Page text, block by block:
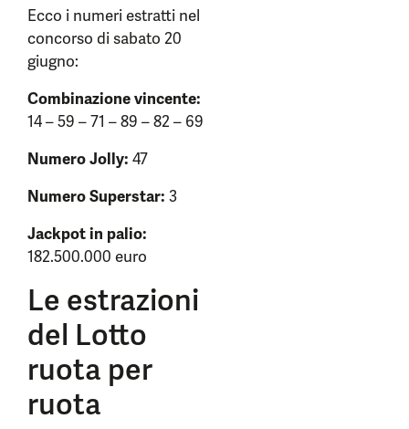
Ecco i numeri estratti nel
concorso di sabato 20
giugno:
Combinazione vincente:
14 – 59 – 71 – 89 – 82 – 69
Numero Jolly: 47
Numero Superstar: 3
Jackpot in palio:
182.500.000 euro
Le estrazioni
del Lotto
ruota per
ruota